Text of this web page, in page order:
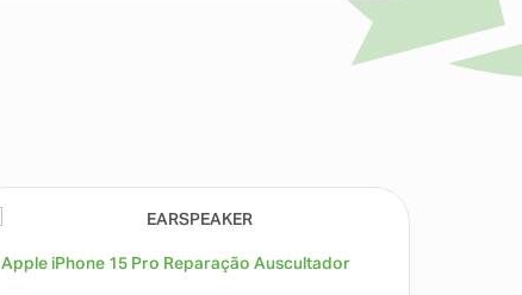
Apple iPhone 15 Pro Reparação Auscultador